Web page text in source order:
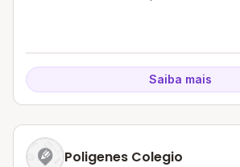
Saiba mais
Poligenes Colegio